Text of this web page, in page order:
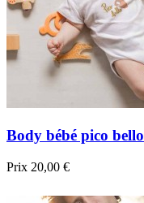
Body bébé pico bello
Prix 20,00 €